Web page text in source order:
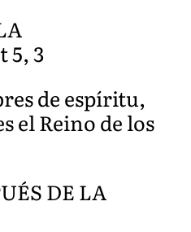
5, 3
de espíritu,
el Reino de los
DE LA